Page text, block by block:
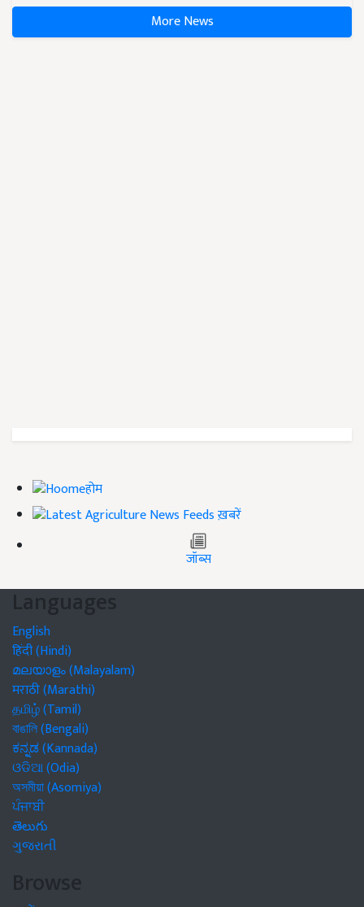
More News
होम
ख़बरें
जॉब्स
Languages
English
हिंदी (Hindi)
മലയാളം (Malayalam)
मराठी (Marathi)
தமிழ் (Tamil)
বাঙালি (Bengali)
ಕನ್ನಡ (Kannada)
ଓଡିଆ (Odia)
অসমীয়া (Asomiya)
ਪੰਜਾਬੀ
తెలుగు
ગુજરાતી
Browse